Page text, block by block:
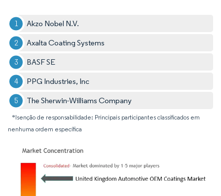
Akzo Nobel N.V.
Axalta Coating Systems
BASF SE
PPG Industries, Inc
The Sherwin-Williams Company
*Isenção de responsabilidade: Principais participantes classificados em
nenhuma ordem específica